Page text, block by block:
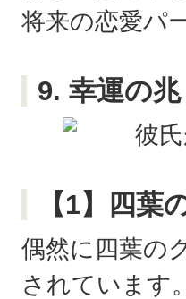
将来の恋愛パ
9. 幸運の
【1】四葉
偶然に四葉の
されています